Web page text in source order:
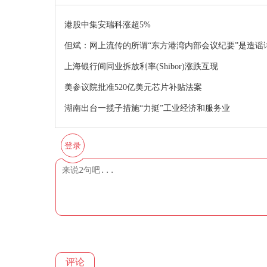
港股中集安瑞科涨超5%
但斌：网上流传的所谓“东方港湾内部会议纪要”是造谣
上海银行间同业拆放利率(Shibor)涨跌互现
美参议院批准520亿美元芯片补贴法案
湖南出台一揽子措施“力挺”工业经济和服务业
登录
评论